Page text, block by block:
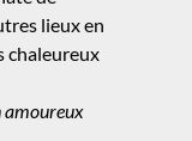
lieux en
chaleureux
amoureux